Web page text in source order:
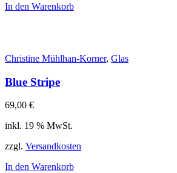
In den Warenkorb
Christine Mühlhan-Korner, Glas
Blue Stripe
69,00 €
inkl. 19 % MwSt.
zzgl. Versandkosten
In den Warenkorb